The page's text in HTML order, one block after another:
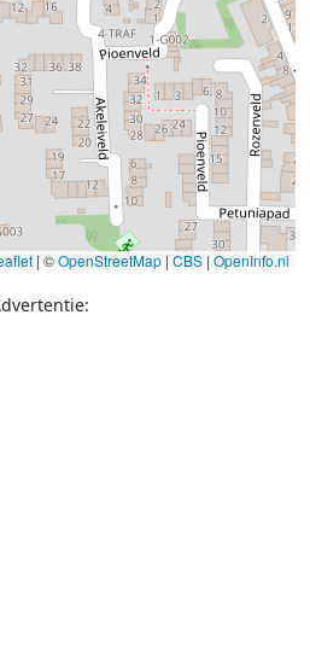
| ©OpenStreetMap | CBS | OpenInfo.nl